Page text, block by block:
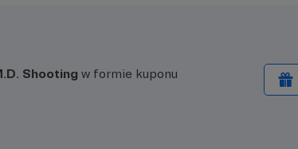
Shooting w formie kuponu